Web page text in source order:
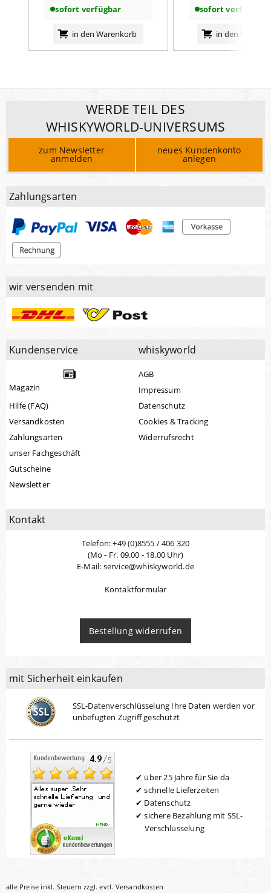
sofort verfügbar
in den Warenkorb
sofort verfügbar
in den
WERDE TEIL DES
WHISKYWORLD-UNIVERSUMS
zum Newsletter
anmelden
neues Kundenkonto
anlegen
Zahlungsarten
wir versenden mit
Kundenservice
Magazin
Hilfe (FAQ)
Versandkosten
Zahlungsarten
unser Fachgeschäft
Gutscheine
Newsletter
whiskyworld
AGB
Impressum
Datenschutz
Cookies & Tracking
Widerrufsrecht
Kontakt
Telefon: +49 (0)8555 / 406 320
(Mo - Fr. 09.00 - 18.00 Uhr)
E-Mail: service@whiskyworld.de
Kontaktformular
Bestellung widerrufen
mit Sicherheit einkaufen
SSL-Datenverschlüsselung Ihre Daten werden vor
unbefugten Zugriff geschützt
über 25 Jahre für Sie da
schnelle Lieferzeiten
Datenschutz
sichere Bezahlung mit SSL-
Verschlüsselung
alle Preise inkl. Steuern zzgl. evtl. Versandkosten